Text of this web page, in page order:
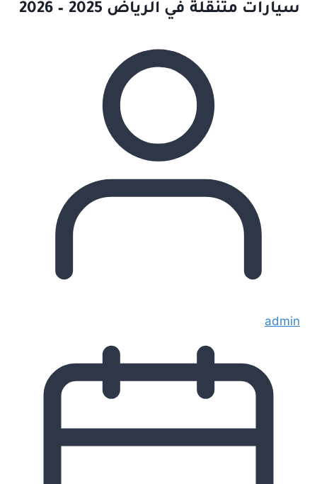
سيارات متنقلة في الرياض 2025 – 2026
admin